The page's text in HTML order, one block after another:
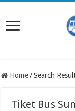
Home / Search
Tiket Bus